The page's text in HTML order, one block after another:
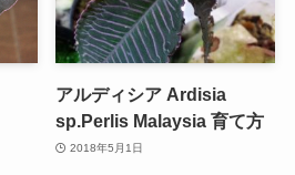
アルディシア Ardisia
sp.Perlis Malaysia 育て方
2018年5月1日